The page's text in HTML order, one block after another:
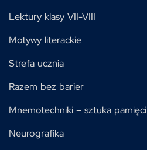
Lektury klasy VII-VIII
Motywy literackie
Strefa ucznia
Razem bez barier
Mnemotechniki – sztuka pamięci
Neurografika